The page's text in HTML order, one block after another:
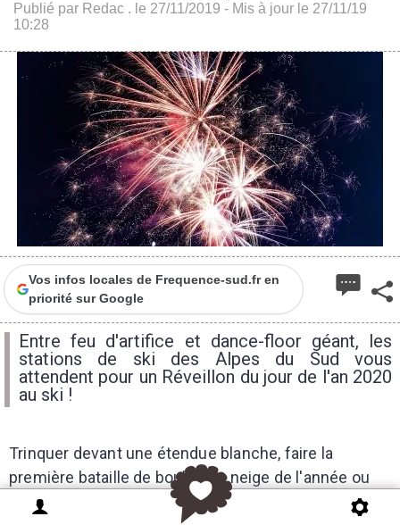
Publié par Redac . le 27/11/2019 - Mis à jour le 27/11/19
10:28
Vos infos locales de Frequence-sud.fr en
priorité sur Google
Entre feu d'artifice et dance-floor géant, les
stations de ski des Alpes du Sud vous
attendent pour un Réveillon du jour de l'an 2020
au ski !
Trinquer devant une étendue blanche, faire la
première bataille de boules de neige de l'année ou
lancer des défis à ceux qui perdent un bout de pain